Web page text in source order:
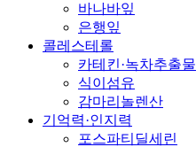
바나바잎
은행잎
콜레스테롤
카테킨·녹차추출물
식이섬유
감마리놀렌산
기억력·인지력
포스파티딜세린